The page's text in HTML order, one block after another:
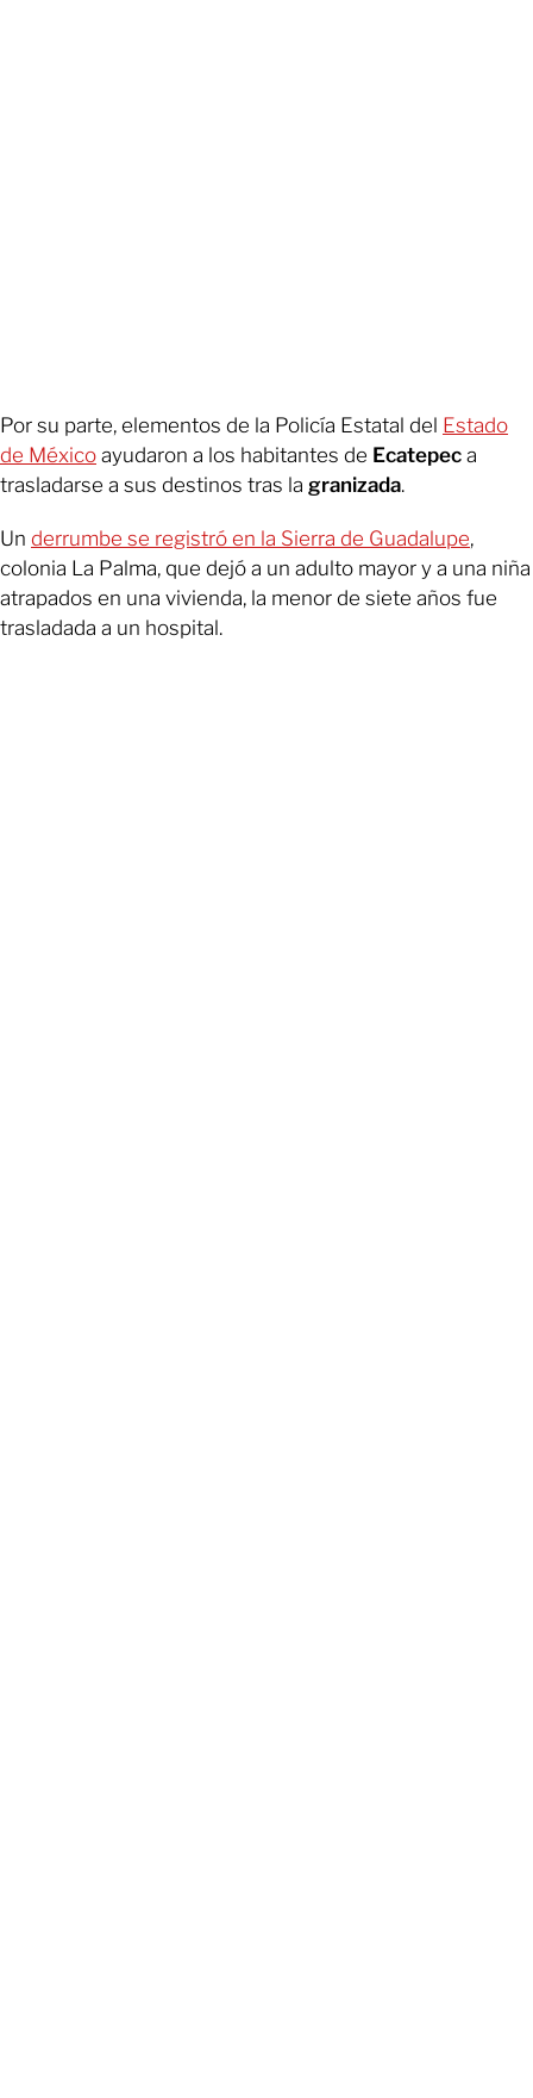
Por su parte, elementos de la Policía Estatal del Estado
de México ayudaron a los habitantes de Ecatepec a
trasladarse a sus destinos tras la granizada.
Un derrumbe se registró en la Sierra de Guadalupe,
colonia La Palma, que dejó a un adulto mayor y a una niña
atrapados en una vivienda, la menor de siete años fue
trasladada a un hospital.